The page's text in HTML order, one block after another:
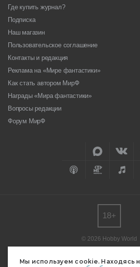
Мы используем cookie. Находясь
Где купить журнал?
Подписка
Наш магазин
Пользовательское соглашение
Контакты и редакция
Реклама на «Мире фантастики»
Как стать автором МирФ
Награды «Мира фантастики»
Вопросы редакции
Форум МирФ
© 2026 Hobby World
редакции.
18+